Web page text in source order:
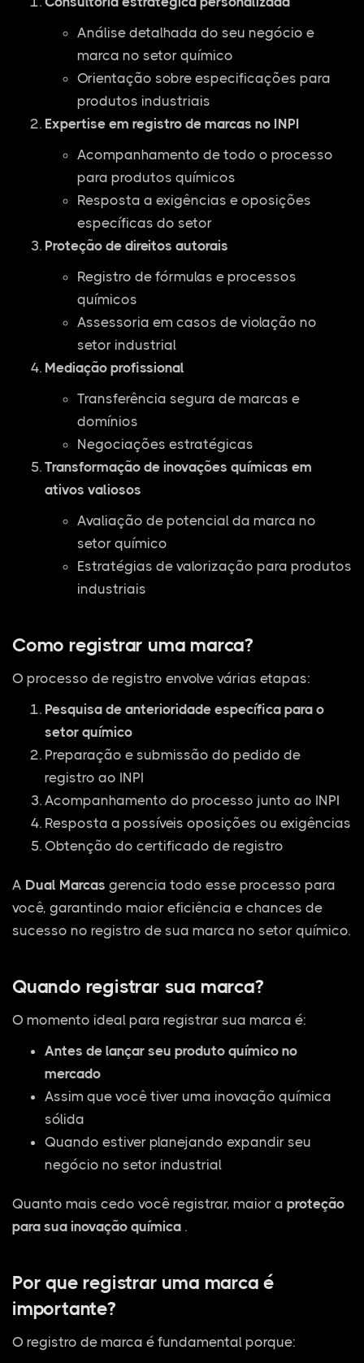
Análise detalhada do seu negócio e
marca no setor químico
Orientação sobre especificações para
produtos industriais
Expertise em registro de marcas no INPI
Acompanhamento de todo o processo
para produtos químicos
Resposta a exigências e oposições
específicas do setor
Proteção de direitos autorais
Registro de fórmulas e processos
químicos
Assessoria em casos de violação no
setor industrial
Mediação profissional
Transferência segura de marcas e
domínios
Negociações estratégicas
Transformação de inovações químicas em
ativos valiosos
Avaliação de potencial da marca no
setor químico
Estratégias de valorização para produtos
industriais
Como registrar uma marca?
O processo de registro envolve várias etapas:
Pesquisa de anterioridade específica para o
setor químico
Preparação e submissão do pedido de
registro ao INPI
Acompanhamento do processo junto ao INPI
Resposta a possíveis oposições ou exigências
Obtenção do certificado de registro
A Dual Marcas gerencia todo esse processo para
você, garantindo maior eficiência e chances de
sucesso no registro de sua marca no setor químico.
Quando registrar sua marca?
O momento ideal para registrar sua marca é:
Antes de lançar seu produto químico no
mercado
Assim que você tiver uma inovação química
sólida
Quando estiver planejando expandir seu
negócio no setor industrial
Quanto mais cedo você registrar, maior a proteção
para sua inovação química .
Por que registrar uma marca é
importante?
O registro de marca é fundamental porque: